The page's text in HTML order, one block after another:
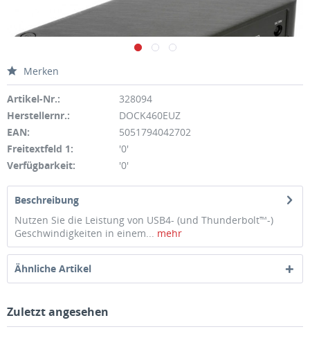
Merken
Artikel-Nr.:
328094
Herstellernr.:
DOCK460EUZ
EAN:
5051794042702
Freitextfeld 1:
'0'
Verfügbarkeit:
'0'
Beschreibung
Nutzen Sie die Leistung von USB4- (und Thunderbolt™-)
Geschwindigkeiten in einem... mehr
Ähnliche Artikel
Zuletzt angesehen